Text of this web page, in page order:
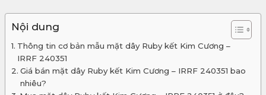
Nội dung
Thông tin cơ bản mẫu mặt dây Ruby kết Kim Cương –
IRRF 240351
Giá bán mặt dây Ruby kết Kim Cương – IRRF 240351 bao
nhiêu?